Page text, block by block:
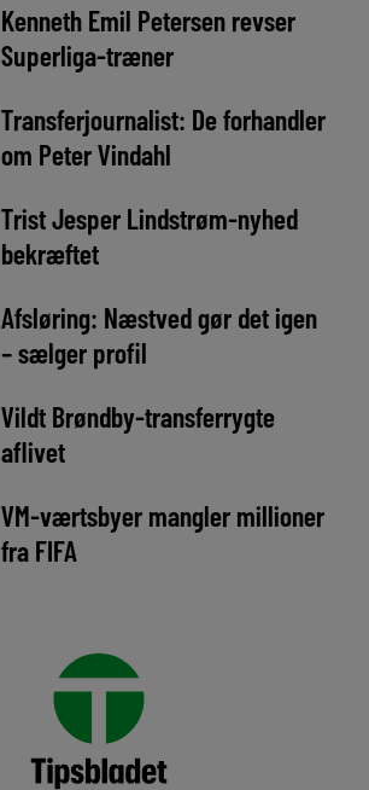
Kenneth Emil Petersen revser
Superliga-træner
Transferjournalist: De forhandler
om Peter Vindahl
Trist Jesper Lindstrøm-nyhed
bekræftet
Afsløring: Næstved gør det igen
– sælger profil
Vildt Brøndby-transferrygte
aflivet
VM-værtsbyer mangler millioner
fra FIFA